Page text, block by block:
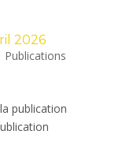
2026
Publications
publication